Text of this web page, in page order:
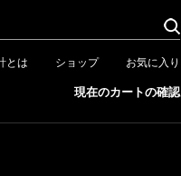
とは ショップ お気に入り
現在のカートの確認